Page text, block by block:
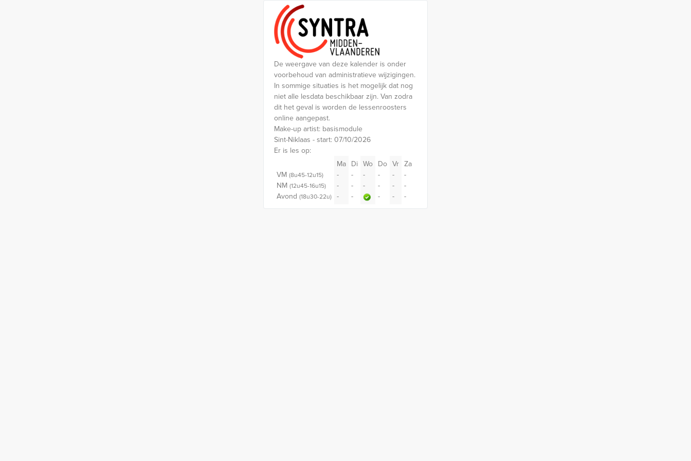
De weergave van deze kalender is onder
voorbehoud van administratieve wijzigingen.
In sommige situaties is het mogelijk dat nog
niet alle lesdata beschikbaar zijn. Van zodra
dit het geval is worden de lessenroosters
online aangepast.
Make-up artist: basismodule
Sint-Niklaas - start: 07/10/2026
Er is les op:
VM (8u45-12u15)
NM (12u45-16u15)
Avond (18u30-22u)
Ma
-
-
-
Di
-
-
-
Wo
-
-
Do
-
-
-
Vr
-
-
-
Za
-
-
-